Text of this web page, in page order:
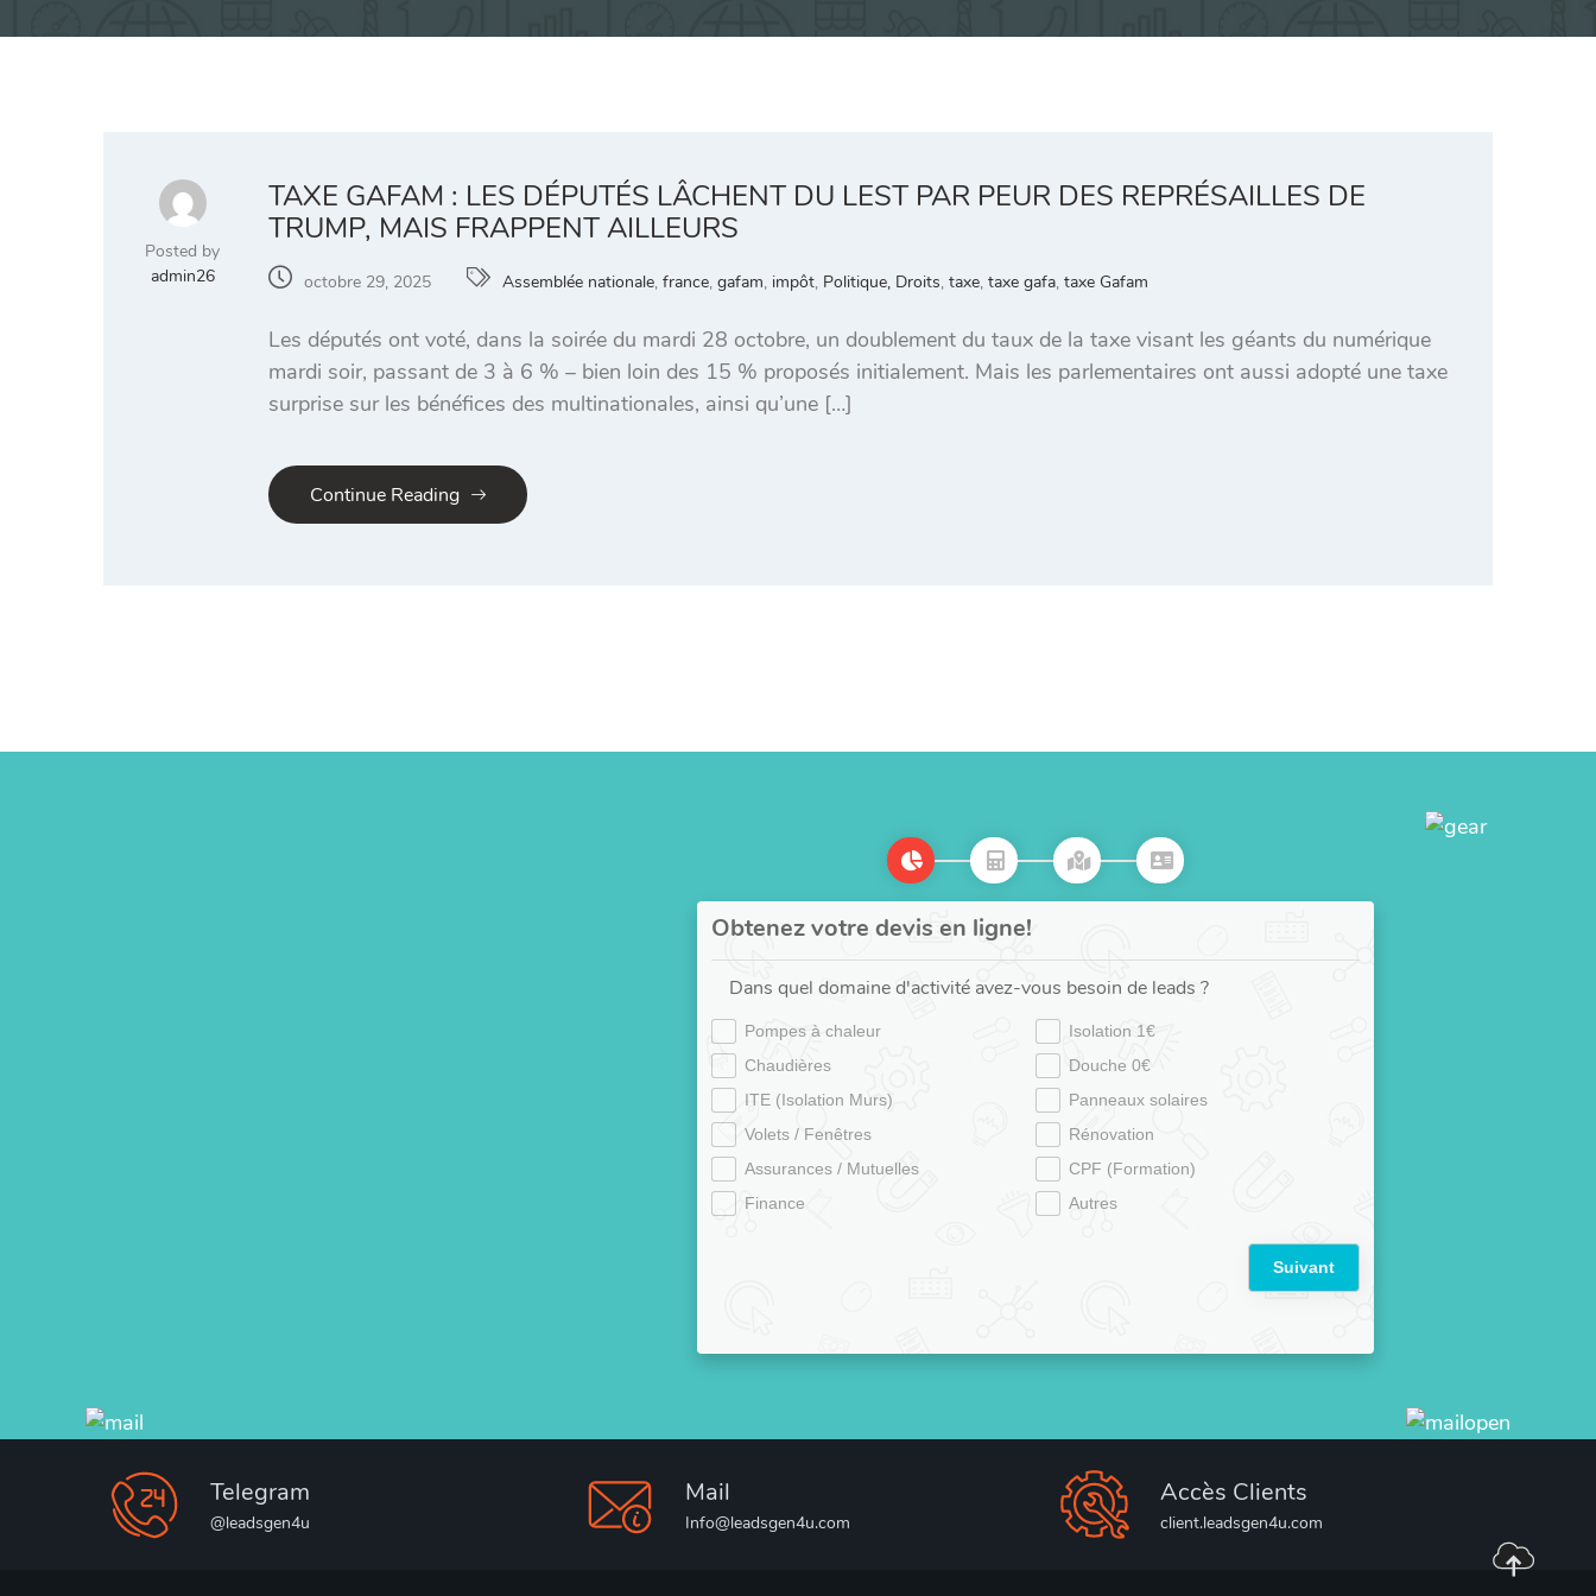
Posted by
admin26
TAXE GAFAM : LES DÉPUTÉS LÂCHENT DU LEST PAR PEUR DES REPRÉSAILLES DE
TRUMP, MAIS FRAPPENT AILLEURS
octobre 29, 2025 Assemblée nationale, france, gafam, impôt, Politique, Droits, taxe, taxe gafa, taxe Gafam
Les députés ont voté, dans la soirée du mardi 28 octobre, un doublement du taux de la taxe visant les géants du numérique
mardi soir, passant de 3 à 6 % – bien loin des 15 % proposés initialement. Mais les parlementaires ont aussi adopté une taxe
surprise sur les bénéfices des multinationales, ainsi qu’une […]
Continue Reading
Obtenez votre devis en ligne!
Dans quel domaine d'activité avez-vous besoin de leads ?
Pompes à chaleur
Isolation 1€
Chaudières
Douche 0€
ITE (Isolation Murs)
Panneaux solaires
Volets / Fenêtres
Rénovation
Assurances / Mutuelles
CPF (Formation)
Finance
Autres
Suivant
Telegram
@leadsgen4u
Mail
Info@leadsgen4u.com
Accès Clients
client.leadsgen4u.com